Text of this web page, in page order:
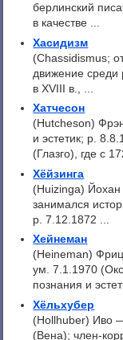
берлинский
в качестве ...
Хасидизм
(Chassidismus;
движение среди
в XVIII в., ...
Хатчесон
(Hutcheson)
и эстетик; р.
(Глазго), где с
Хёйзинга
(Huizinga)
занимался
р. 7.12.1872 ...
Хейнеман
(Heineman)
ум. 7.1.1970
познания и
Хёльхубер
(Hollhuber) Иво
(Вена); член-